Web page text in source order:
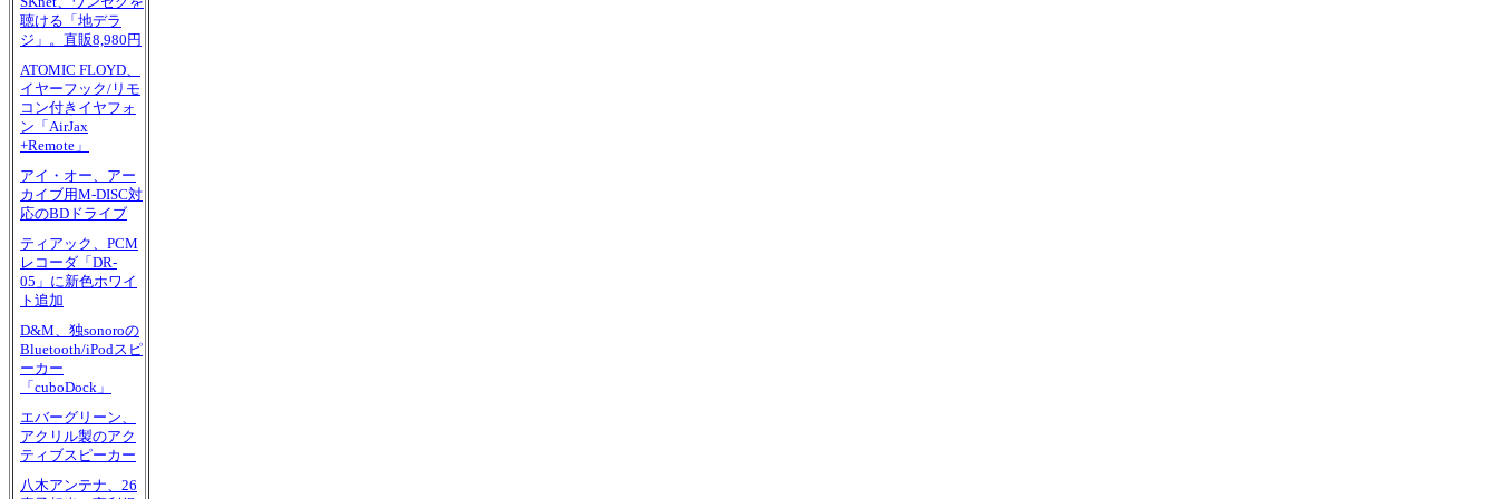
聴ける「地デラ
ジ」。直販8,980円
ATOMIC FLOYD、
イヤーフック/リモ
コン付きイヤフォ
ン「AirJax
+Remote」
アイ・オー、アー
カイブ用M-DISC対
応のBDドライブ
ティアック、PCM
レコーダ「DR-
05」に新色ホワイ
ト追加
D&M、独sonoroの
Bluetooth/iPodスピ
ーカー
「cuboDock」
エバーグリーン、
アクリル製のアク
ティブスピーカー
八木アンテナ、26